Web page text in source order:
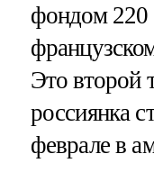
фондом 220
Это второй
россиянка
феврале в